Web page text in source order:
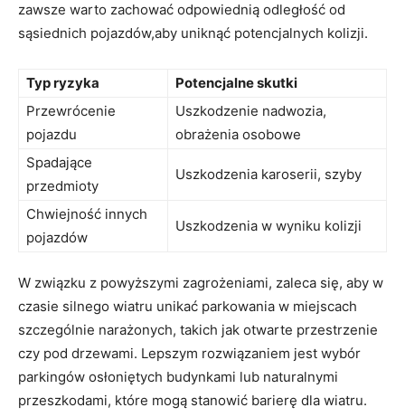
zawsze warto ⁢zachować odpowiednią‌ odległość od⁢
sąsiednich pojazdów,aby uniknąć potencjalnych kolizji.
Typ ryzyka
Potencjalne ‌skutki
Przewrócenie
pojazdu
Uszkodzenie ​nadwozia,
obrażenia osobowe
Spadające
przedmioty
Uszkodzenia karoserii, szyby
Chwiejność innych
pojazdów
Uszkodzenia w wyniku kolizji
W związku z powyższymi zagrożeniami, zaleca się, aby ‍w⁣
czasie silnego ⁣wiatru‌ unikać‍ parkowania w‍ miejscach‍
szczególnie narażonych, takich ‌jak otwarte​ przestrzenie
czy pod ⁣drzewami. Lepszym ⁢rozwiązaniem jest wybór‌
parkingów osłoniętych budynkami lub naturalnymi
przeszkodami, które⁤ mogą ⁤stanowić barierę ‌dla wiatru.